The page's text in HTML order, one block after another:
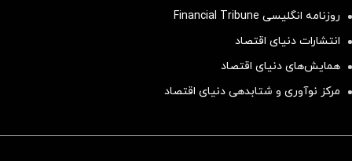
روزنامه انگلیسی Financial Tribune
انتشارات دنیای اقتصاد
همایش‌های دنیای اقتصاد
مرکز نوآوری و شتابدهی دنیای اقتصاد